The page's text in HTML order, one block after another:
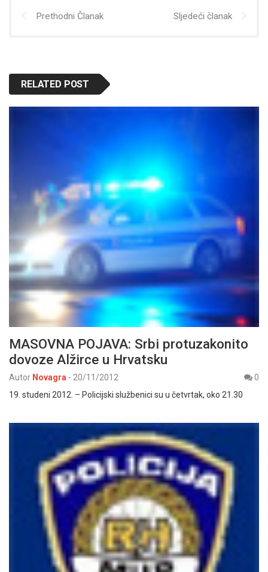
Prethodni Članak Sljedeći članak
RELATED POST
MASOVNA POJAVA: Srbi protuzakonito
dovoze Alžirce u Hrvatsku
Autor Novagra - 20/11/2012
0
19. studeni 2012. – Policijski službenici su u četvrtak, oko 21.30